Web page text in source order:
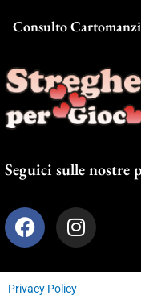
Consulto
Seguici sulle nostre
F
a
e
b
I
n
t
a
Privacy Policy